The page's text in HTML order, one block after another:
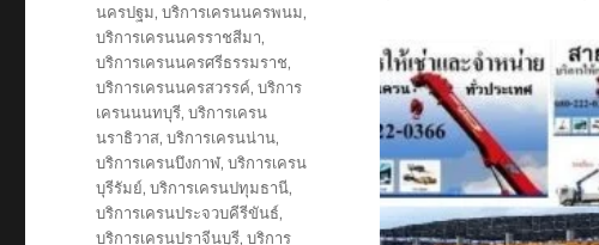
นครปฐม,บริการเครนนครพนม,
บริการเครนนครราชสีมา,
บริการเครนนครศรีธรรมราช,
บริการเครนนครสวรรค์,บริการ
เครนนนทบุรี,บริการเครน
นราธิวาส,บริการเครนน่าน,
บริการเครนบึงกาฬ,บริการเครน
บุรีรัมย์,บริการเครนปทุมธานี,
บริการเครนประจวบคีรีขันธ์,
บริการเครนปราจีนบุรี,บริการ